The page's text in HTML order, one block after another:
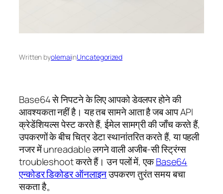
Written byolemaiinUncategorized
Base64 से निपटने के लिए आपको डेवलपर होने की
आवश्यकता नहीं है। यह तब सामने आता है जब आप API
क्रेडेंशियल्स पेस्ट करते हैं, ईमेल सामग्री की जाँच करते हैं,
उपकरणों के बीच चित्र डेटा स्थानांतरित करते हैं, या पहली
नजर में unreadable लगने वाली अजीब-सी स्ट्रिंग्स
troubleshoot करते हैं। उन पलों में, एकBase64
एन्कोडर डिकोडर ऑनलाइनउपकरण तुरंत समय बचा
सकता है。